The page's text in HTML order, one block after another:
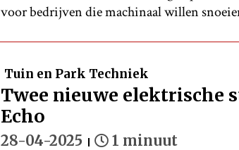
voor bedrijven die machinaal willen
Tuin en Park Techniek
Twee nieuwe elektrische
Echo
28-04-2025 1 minuut